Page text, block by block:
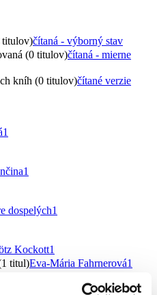
titulov)čítaná - výborný stav
(0 titulov)čítaná - mierne
kníh (0 titulov)čítané verzie
1
1
dospelých1
Kockott1
titul)Eva-Mária Fahrnerová1